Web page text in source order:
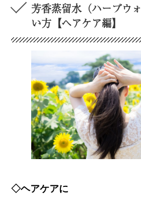
芳香蒸留水（ハーブウ
い方【ヘアケア編】
◇ヘアケアに